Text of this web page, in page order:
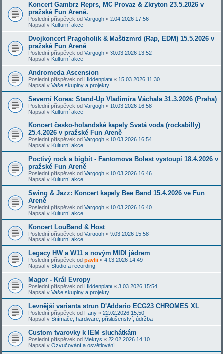
Koncert Gambrz Reprs, MC Provaz & Zkryton 23.5.2026 v
pražské Fun Areně.
Poslední příspěvek od Vargogh « 2.04.2026 17:56
Napsal v Kulturní akce
Dvojkoncert Pragoholik & Maštizmrd (Rap, EDM) 15.5.2026 v
pražské Fun Areně
Poslední příspěvek od Vargogh « 30.03.2026 13:52
Napsal v Kulturní akce
Andromeda Ascension
Poslední příspěvek od Hiddenplate « 15.03.2026 11:30
Napsal v Vaše skupiny a projekty
Severní Korea: Stand-Up Vladimíra Váchala 31.3.2026 (Praha)
Poslední příspěvek od Vargogh « 10.03.2026 16:58
Napsal v Kulturní akce
Koncert česko-holandské kapely Svatá voda (rockabilly)
25.4.2026 v pražské Fun Areně
Poslední příspěvek od Vargogh « 10.03.2026 16:54
Napsal v Kulturní akce
Poctivý rock a bigbít - Fantomova Bolest vystoupí 18.4.2026 v
pražské Fun Areně
Poslední příspěvek od Vargogh « 10.03.2026 16:46
Napsal v Kulturní akce
Swing & Jazz: Koncert kapely Bee Band 15.4.2026 ve Fun
Areně
Poslední příspěvek od Vargogh « 10.03.2026 16:40
Napsal v Kulturní akce
Koncert LouBand & Host
Poslední příspěvek od Vargogh « 9.03.2026 15:58
Napsal v Kulturní akce
Legacy HW a W11 s novým MIDI jádrem
Poslední příspěvek od pavlii « 4.03.2026 14:49
Napsal v Studio a recording
Magor - Král Evropy
Poslední příspěvek od Hiddenplate « 3.03.2026 15:54
Napsal v Vaše skupiny a projekty
Levnější varianta strun D'Addario ECG23 CHROMES XL
Poslední příspěvek od Fany « 22.02.2026 15:50
Napsal v Snímače, hardware, příslušenství, údržba
Custom tvarovky k IEM sluchátkám
Poslední příspěvek od Mektys « 22.02.2026 14:10
Napsal v Ozvučování a osvětlování